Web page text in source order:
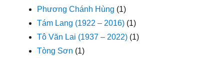
Phương Chánh Hùng (1)
Tám Lang (1922 – 2016) (1)
Tô Văn Lai (1937 – 2022) (1)
Tòng Sơn (1)